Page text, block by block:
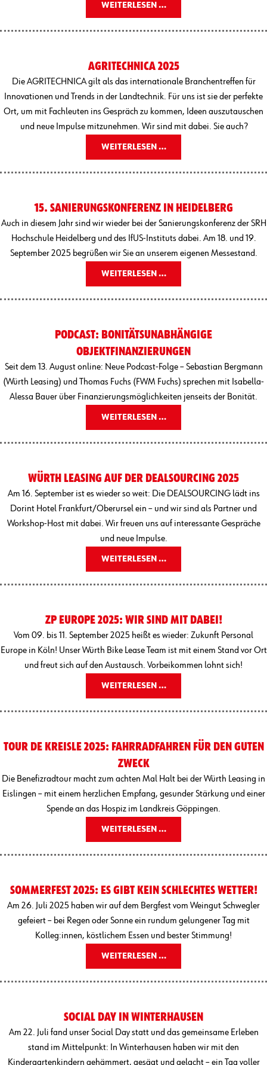
WEITERLESEN …
AGRITECHNICA 2025
Die AGRITECHNICA gilt als das internationale Branchentreffen für
Innovationen und Trends in der Landtechnik. Für uns ist sie der perfekte
Ort, um mit Fachleuten ins Gespräch zu kommen, Ideen auszutauschen
und neue Impulse mitzunehmen. Wir sind mit dabei. Sie auch?
WEITERLESEN …
15. SANIERUNGSKONFERENZ IN HEIDELBERG
Auch in diesem Jahr sind wir wieder bei der Sanierungskonferenz der SRH
Hochschule Heidelberg und des IfUS-Instituts dabei. Am 18. und 19.
September 2025 begrüßen wir Sie an unserem eigenen Messestand.
WEITERLESEN …
PODCAST: BONITÄTSUNABHÄNGIGE
OBJEKTFINANZIERUNGEN
Seit dem 13. August online: Neue Podcast-Folge – Sebastian Bergmann
(Würth Leasing) und Thomas Fuchs (FWM Fuchs) sprechen mit Isabella-
Alessa Bauer über Finanzierungsmöglichkeiten jenseits der Bonität.
WEITERLESEN …
WÜRTH LEASING AUF DER DEALSOURCING 2025
Am 16. September ist es wieder so weit: Die DEALSOURCING lädt ins
Dorint Hotel Frankfurt/Oberursel ein – und wir sind als Partner und
Workshop-Host mit dabei. Wir freuen uns auf interessante Gespräche
und neue Impulse.
WEITERLESEN …
ZP EUROPE 2025: WIR SIND MIT DABEI!
Vom 09. bis 11. September 2025 heißt es wieder: Zukunft Personal
Europe in Köln! Unser Würth Bike Lease Team ist mit einem Stand vor Ort
und freut sich auf den Austausch. Vorbeikommen lohnt sich!
WEITERLESEN …
TOUR DE KREISLE 2025: FAHRRADFAHREN FÜR DEN GUTEN
ZWECK
Die Benefizradtour macht zum achten Mal Halt bei der Würth Leasing in
Eislingen – mit einem herzlichen Empfang, gesunder Stärkung und einer
Spende an das Hospiz im Landkreis Göppingen.
WEITERLESEN …
SOMMERFEST 2025: ES GIBT KEIN SCHLECHTES WETTER!
Am 26. Juli 2025 haben wir auf dem Bergfest vom Weingut Schwegler
gefeiert – bei Regen oder Sonne ein rundum gelungener Tag mit
Kolleg:innen, köstlichem Essen und bester Stimmung!
WEITERLESEN …
SOCIAL DAY IN WINTERHAUSEN
Am 22. Juli fand unser Social Day statt und das gemeinsame Erleben
stand im Mittelpunkt: In Winterhausen haben wir mit den
Kindergartenkindern gehämmert, gesägt und gelacht – ein Tag voller